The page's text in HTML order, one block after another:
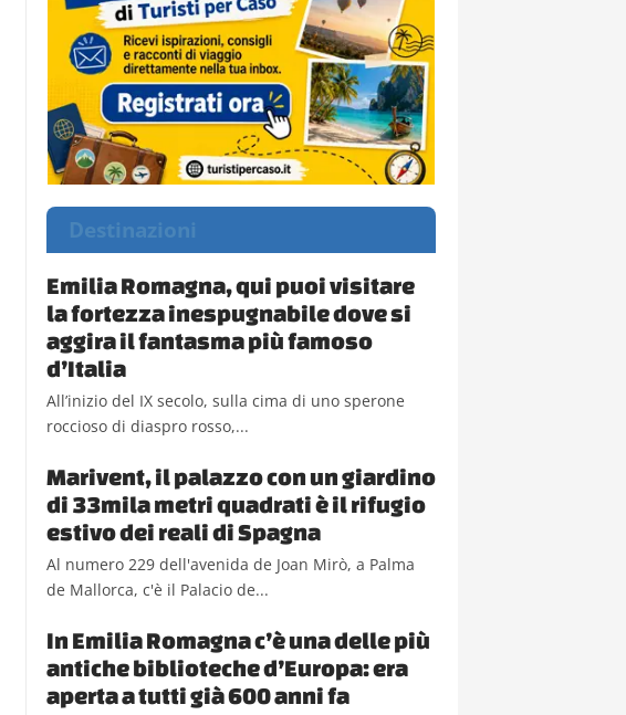
Destinazioni
Emilia Romagna, qui puoi visitare
la fortezza inespugnabile dove si
aggira il fantasma più famoso
d’Italia
All’inizio del IX secolo, sulla cima di uno sperone
roccioso di diaspro rosso,...
Marivent, il palazzo con un giardino
di 33mila metri quadrati è il rifugio
estivo dei reali di Spagna
Al numero 229 dell'avenida de Joan Mirò, a Palma
de Mallorca, c'è il Palacio de...
In Emilia Romagna c’è una delle più
antiche biblioteche d’Europa: era
aperta a tutti già 600 anni fa